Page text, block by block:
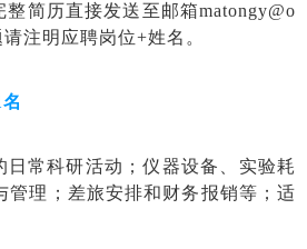
整简历直接发送至邮箱matongy@o
请注明应聘岗位+姓名。
名
日常科研活动；仪器设备、实验耗
管理；差旅安排和财务报销等；适